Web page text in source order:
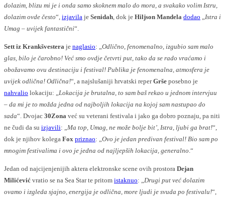
dolazim, blizu mi je i onda samo skoknem malo do mora, a svakako volim Istru,
dolazim ovde često“, izjavila je Senidah, dok je Hiljson Mandela dodao „Istra i
Umag – uvijek fantastični“.
Sett iz Krankšvestera je naglasio: „Odlično, fenomenalno, izgubio sam malo
glas, bilo je čarobno! Već smo ovdje četvrti put, tako da se rado vraćamo i
obožavamo ovu destinaciju i festival! Publika je fenomenalna, atmosfera je
uvijek odlična! Odlična!“, a najslušaniji hrvatski reperGrše posebno je
nahvalio lokaciju: „Lokacija je brutalna, to sam baš rekao u jednom intervjuu
– da mi je to možda jedna od najboljih lokacija na kojoj sam nastupao do
sada“. Dvojac 30Zona već su veterani festivala i jako ga dobro poznaju, pa niti
ne čudi da su izjavili: „Ma top, Umag, ne može bolje bit’, Istra, ljubi ga brat!“,
dok je njihov kolega Fox priznao: „Ovo je jedan predivan festival! Bio sam po
mnogim festivalima i ovo je jedna od najljepših lokacija, generalno.“
Jedan od najcijenjenijih aktera elektronske scene ovih prostora Dejan
Milićević vratio se na Sea Star te pritom istaknuo: „Drugi put već dolazim
ovamo i izgleda sjajno, energija je odlična, more ljudi je svuda po festivalu!“,